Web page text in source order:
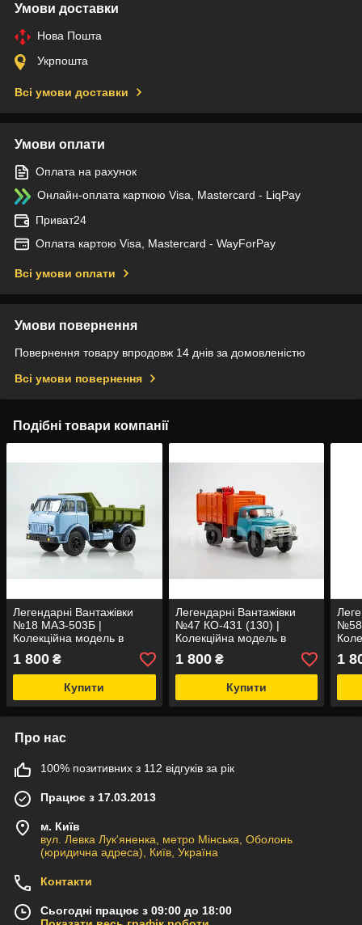
Умови доставки
Нова Пошта
Укрпошта
Всі умови доставки
Умови оплати
Оплата на рахунок
Онлайн-оплата карткою Visa, Mastercard - LiqPay
Приват24
Оплата картою Visa, Mastercard - WayForPay
Всі умови оплати
Умови повернення
Повернення товару впродовж 14 днів за домовленістю
Всі умови повернення
Подібні товари компанії
Легендарні Вантажівки
№18 МАЗ-503Б |
Колекційна модель в
масштабі 1:43 | Modimio
1 800 ₴
Купити
Легендарні Вантажівки
№47 КО-431 (130) |
Колекційна модель в
масштабі 1:43 | Modimio
1 800₴
Купити
№58
1
Про нас
100% позитивних з 112 відгуків за рік
Працює з 17.03.2013
м. Київ
вул. Левка Лук'яненка, метро Мінська, Оболонь
(юридична адреса), Київ, Україна
Контакти
Сьогодні працює з 09:00 до 18:00